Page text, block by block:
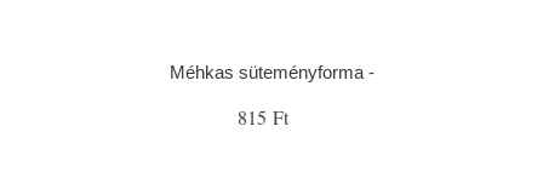
Méhkas süteményforma -
815 Ft